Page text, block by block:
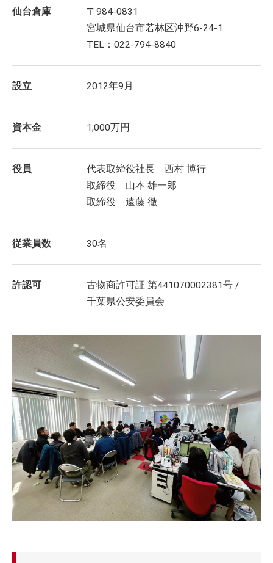
仙台倉庫
〒984-0831
宮城県仙台市若林区沖野6-24-1
TEL：022-794-8840
設立 2012年9月
資本金 1,000万円
役員
代表取締役社長 西村 博行
取締役 山本 雄一郎
取締役 遠藤 徹
従業員数 30名
許認可
古物商許可証 第441070002381号 /
千葉県公安委員会